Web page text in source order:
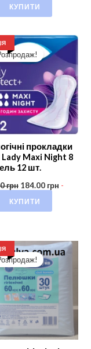
КУПИТИ
прокладки
Lady Maxi Night 8
12 шт.
грн 184.00 грн -
КУПИТИ